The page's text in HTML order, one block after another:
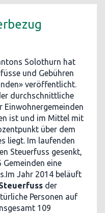
Solothurn hat
und Gebühren
veröffentlicht.
durchschnittliche
Einwohnergemeinden
ist und im Mittel mit
über dem
liegt. Im laufenden
Steuerfuss gesenkt,
eine
Jahr 2014 beläuft
der
Personen auf
109